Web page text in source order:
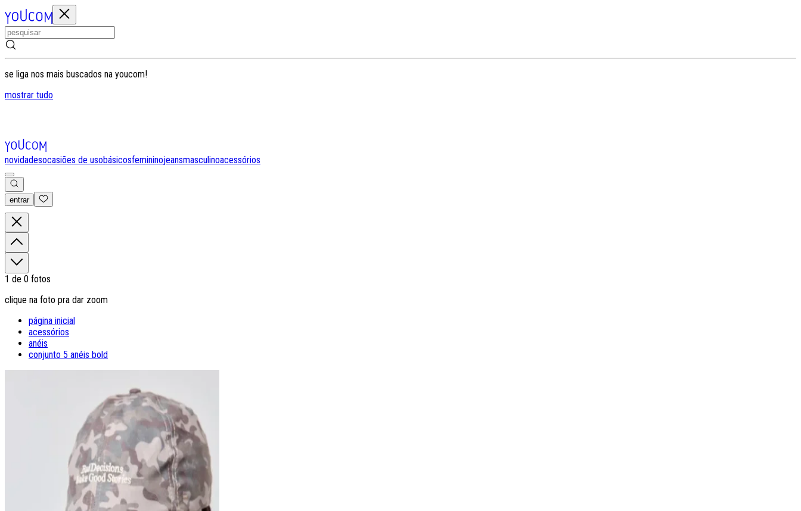
se liga nos mais buscados na youcom!
mostrar tudo
novidadesocasiões de usobásicosfemininojeansmasculinoacessórios
entrar
1 de 0 fotos
clique na foto pra dar zoom
página inicial
acessórios
anéis
conjunto 5 anéis bold